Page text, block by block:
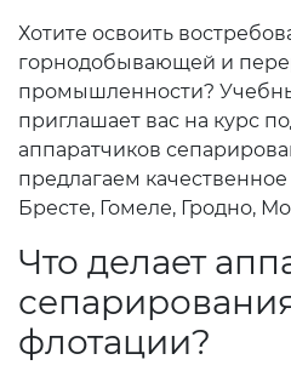
Хотите освоить
горнодобывающей и
промышленности?
приглашает вас на курс
аппаратчиков
предлагаем
Бресте, Гомеле, Гродно,
Что делает
флотации?